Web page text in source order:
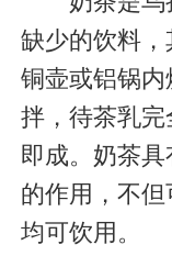
缺少的饮料
铜壶或铝锅
拌，待茶乳
即成。奶茶
的作用，不
均可饮用。